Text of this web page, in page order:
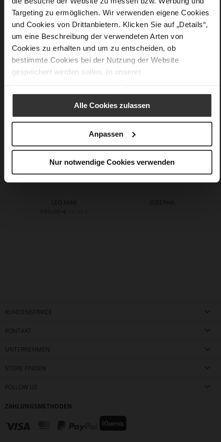
Targeting zu ermöglichen. Wir verwenden eigene Cookies
und Cookies von Drittanbietern. Klicken Sie auf „Details“,
um eine Beschreibung der verwendeten Arten von
Cookies zu erhalten und um zu entscheiden, ob
bestimmte Cookies bei der Nutzung der Website
gespeichert werden sollen. In unserer
Alle Cookies zulassen
Anpassen
Nur notwendige Cookies verwenden
Made in Europe
Casualmetalic
Das könnte Ihnen auch gefallen
LEO MINI JOSEPHA
KUNDENSERVICE
KONTAKT
UNTERNEHMEN
STORE FINDEN
FOLLOW US
ZAHLUNGSMETHODEN